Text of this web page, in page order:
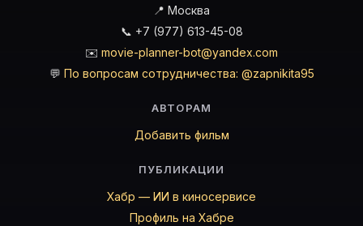
📍 Москва
📞 +7 (977) 613-45-08
✉️ movie-planner-bot@yandex.com
💬 По вопросам сотрудничества: @zapnikita95
АВТОРАМ
Добавить фильм
ПУБЛИКАЦИИ
Хабр — ИИ в киносервисе
Профиль на Хабре